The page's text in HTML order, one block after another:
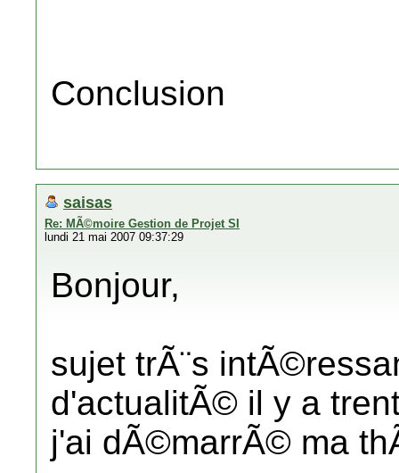
Conclusion
saisas
Re: MÃ©moire Gestion de Projet SI
lundi 21 mai 2007 09:37:29
Bonjour,
sujet trÃ¨s
d'actualitÃ© il y a
j'ai dÃ©marrÃ© ma